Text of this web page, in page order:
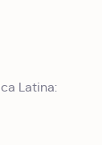
Latina: